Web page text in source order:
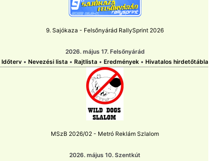
9. Sajókaza - Felsőnyárád RallySprint 2026
2026. május 17. Felsőnyárád
Időterv • Nevezési lista • Rajtlista • Eredmények • Hivatalos hirdetőtábla
MSzB 2026/02 - Metró Reklám Szlalom
2026. május 10. Szentkút